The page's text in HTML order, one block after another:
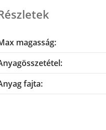
magasság:
fajta: